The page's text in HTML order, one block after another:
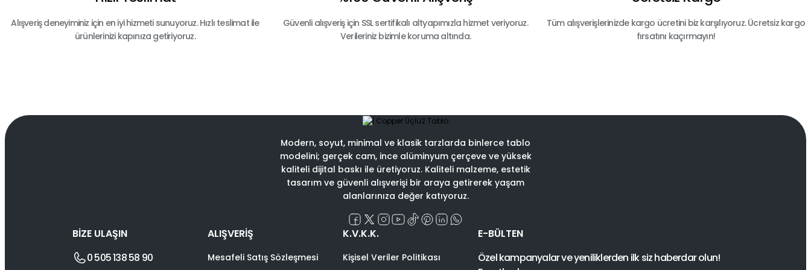
Alışveriş deneyiminiz için en iyi hizmeti sunuyoruz. Hızlı teslimat ile
ürünlerinizi kapınıza getiriyoruz.
Güvenli alışveriş için SSL sertifikalı altyapımızla hizmet veriyoruz.
Verileriniz bizimle koruma altında.
Tüm alışverişlerinizde kargo ücretini biz karşılıyoruz. Ücretsiz kargo
fırsatını kaçırmayın!
Modern, soyut, minimal ve klasik tarzlarda binlerce tablo
modelini; gerçek cam, ince alüminyum çerçeve ve yüksek
kaliteli dijital baskı ile üretiyoruz. Kaliteli malzeme, estetik
tasarım ve güvenli alışverişi bir araya getirerek yaşam
alanlarınıza değer katıyoruz.
BİZE ULAŞIN
0 505 138 58 90
ALIŞVERİŞ
Mesafeli Satış Sözleşmesi
K.V.K.K.
Kişisel Veriler Politikası
E-BÜLTEN
Özel kampanyalar ve yeniliklerden ilk siz haberdar olun!